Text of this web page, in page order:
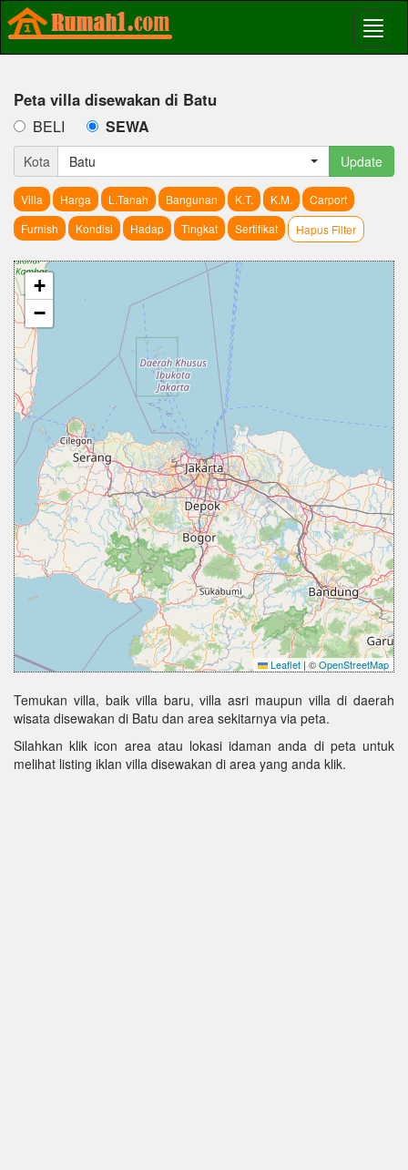
Peta villa disewakan di Batu
BELI SEWA
Kota Batu Update
Villa Harga L.Tanah Bangunan K.T. K.M.
Carport
Furnish
Kondisi Hadap Tingkat Sertifikat Hapus Filter
+
−
Leaflet | ©OpenStreetMap
Temukan villa, baik villa baru, villa asri maupun villa di daerah
wisata disewakan di Batu dan area sekitarnya via peta.
Silahkan klik icon area atau lokasi idaman anda di peta untuk
melihat listing iklan villa disewakan di area yang anda klik.